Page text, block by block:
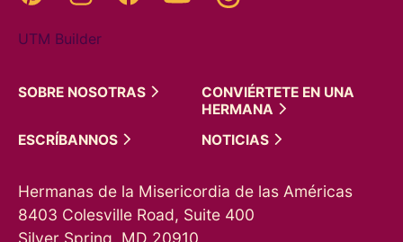
UTM Builder
SOBRE NOSOTRAS
CONVIÉRTETE EN UNA
HERMANA
ESCRÍBANNOS
NOTICIAS
Hermanas de la Misericordia de las Américas
8403 Colesville Road, Suite 400
Silver Spring, MD 20910